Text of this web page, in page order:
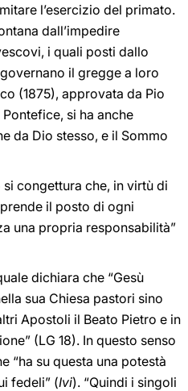
l’esercizio del primato.
dall’impedire
i quali posti dallo
il gregge a loro
(1875), approvata da Pio
si ha anche
da Dio stesso, e il Sommo
congettura che, in virtù di
il posto di ogni
una propria responsabilità”
dichiara che “Gesù
sua Chiesa pastori sino
Apostoli il Beato Pietro e in
(LG 18). In questo senso
“ha su questa una potestà
fedeli” (Ivi). “Quindi i singoli